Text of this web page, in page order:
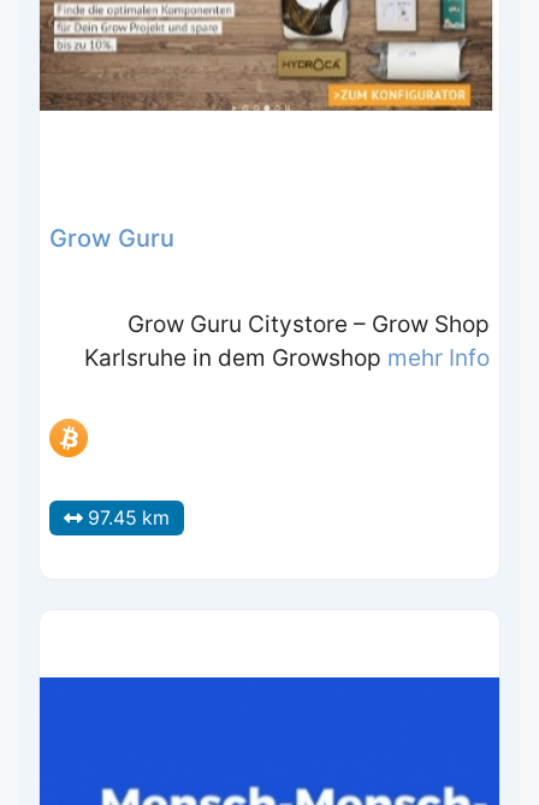
Grow Guru
Grow Guru Citystore – Grow Shop
Karlsruhe in dem Growshop mehr Info
97.45 km